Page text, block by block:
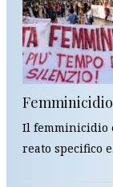
Il femminicidio
reato specifico